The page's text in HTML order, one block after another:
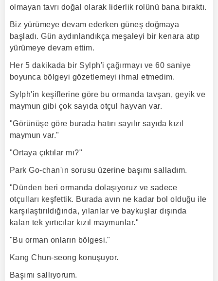
olmayan tavrı doğal olarak liderlik rolünü bana bıraktı.
Biz yürümeye devam ederken güneş doğmaya
başladı. Gün aydınlandıkça meşaleyi bir kenara atıp
yürümeye devam ettim.
Her 5 dakikada bir Sylph'i çağırmayı ve 60 saniye
boyunca bölgeyi gözetlemeyi ihmal etmedim.
Sylph'in keşiflerine göre bu ormanda tavşan, geyik ve
maymun gibi çok sayıda otçul hayvan var.
"Görünüşe göre burada hatırı sayılır sayıda kızıl
maymun var."
"Ortaya çıktılar mı?"
Park Go-chan'ın sorusu üzerine başımı salladım.
"Dünden beri ormanda dolaşıyoruz ve sadece
otçulları keşfettik. Burada avın ne kadar bol olduğu ile
karşılaştırıldığında, yılanlar ve baykuşlar dışında
kalan tek yırtıcılar kızıl maymunlar."
"Bu orman onların bölgesi."
Kang Chun-seong konuşuyor.
Başımı sallıyorum.